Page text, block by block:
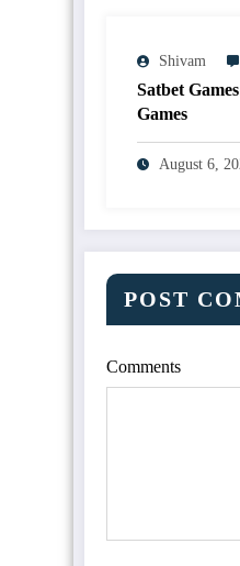
Shivam
Satbet
Games
August 6,
POST
Comments